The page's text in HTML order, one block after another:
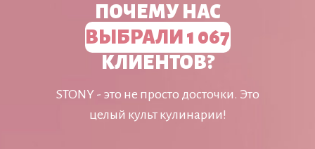
ПОЧЕМУ НАС
ВЫБРАЛИ 1 067
КЛИЕНТОВ?
STONY - это не просто досточки. Это
целый культ кулинарии!